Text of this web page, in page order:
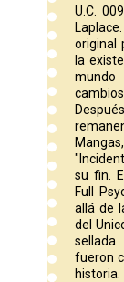
U.C.
original
la
cambios.
su fin.
Full
allá de
del
fueron
historia.